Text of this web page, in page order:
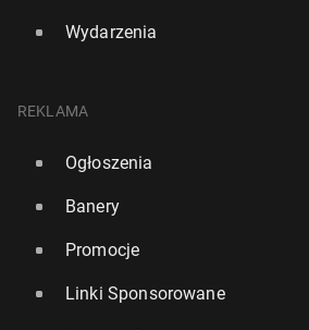
Wydarzenia
REKLAMA
Ogłoszenia
Banery
Promocje
Linki Sponsorowane